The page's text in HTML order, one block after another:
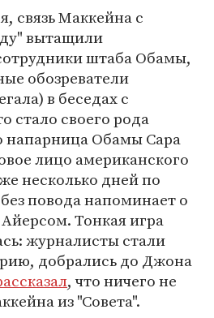
связь Маккейна с
вытащили
штаба Обамы,
обозреватели
в беседах с
стало своего рода
напарница Обамы Сара
лицо американского
несколько дней по
повода напоминает о
Тонкая игра
журналисты стали
добрались до Джона
, что ничего не
из "Совета".